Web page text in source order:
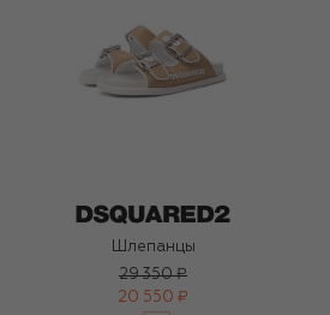
Шлепанцы
29 350 ₽
20 550 ₽